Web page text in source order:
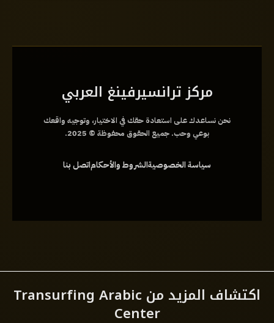
مركز ترانسيرفينغ العربي
نحن نساعدك على استعادة حقك في الاختيار، وتوجيه واقعك
بوعي وحب. جميع الحقوق محفوظة © 2025.
سياسة الخصوصيةالشروط والأحكاماتصل بنا
اكتشاف المزيد من Transurfing Arabic
Center